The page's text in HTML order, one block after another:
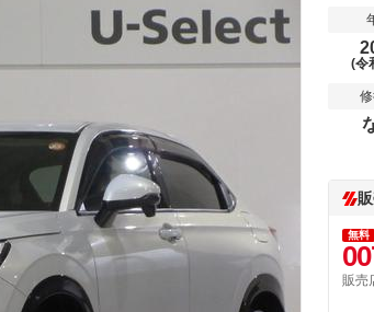
(令
無料
販売